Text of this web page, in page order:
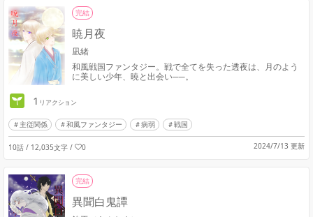
完結
暁月夜
凪緒
和風戦国ファンタジー。戦で全てを失った透夜は、月のよう
に美しい少年、暁と出会い──。
1 リアクション
主従関係 和風ファンタジー 病弱 戦国
10話 / 12,035文字 / 0 2024/7/13 更新
完結
異聞白鬼譚